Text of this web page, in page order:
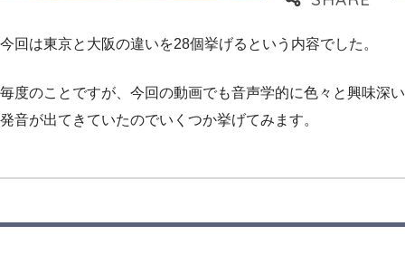
今回は東京と大阪の違いを28個挙げるという内容でした。
毎度のことですが、今回の動画でも音声学的に色々と興味深い
発音が出てきていたのでいくつか挙げてみます。